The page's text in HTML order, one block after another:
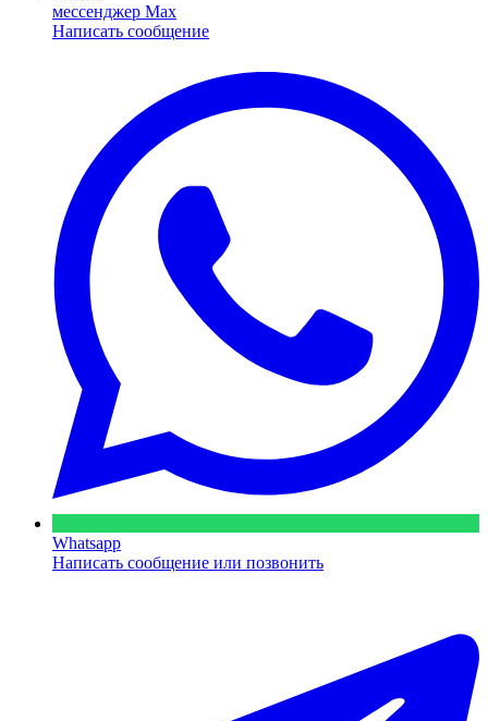
мессенджер Max
Написать сообщение
Whatsapp
Написать сообщение или позвонить